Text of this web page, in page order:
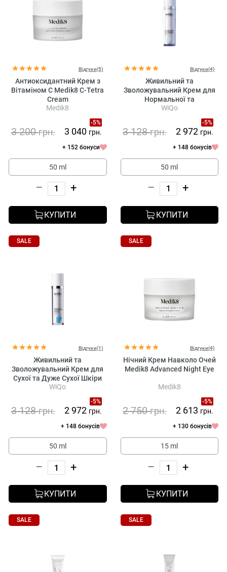
Відгуки(5)
Антиоксидантний Крем з
Вітаміном C Medik8 C-Tetra
Cream
Medik8
-5%
3 200грн. 3 040 грн.
+ 152 бонуси
50 ml
– +
КУПИТИ
Відгуки(4)
Живильний та
Зволожувальний Крем для
Нормальної та
Комбінованої Шкіри WiQo
Nourishing Cream for Normal
and Combination Skin
WiQo
-5%
3 128грн. 2 972 грн.
+ 148 бонусів
50 ml
– +
КУПИТИ
SALE
Відгуки(1)
Живильний та
Зволожувальний Крем для
Сухої та Дуже Сухої Шкіри
WiQo Nourishing and
Moisturizing Cream for Dry
WiQo
-5%
3 128грн. 2 972 грн.
+ 148 бонусів
50 ml
– +
КУПИТИ
SALE
Відгуки(4)
Нічний Крем Навколо Очей
Medik8 Advanced Night Eye
Medik8
-5%
2 750грн. 2 613 грн.
+ 130 бонусів
15 ml
– +
КУПИТИ
SALE SALE